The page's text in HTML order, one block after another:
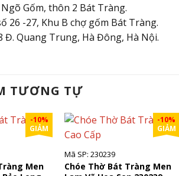
Ngõ Gốm, thôn 2 Bát Tràng.
26 -27, Khu B chợ gốm Bát Tràng.
Đ. Quang Trung, Hà Đông, Hà Nội.
TƯƠNG TỰ
-10%
GIẢM
Men
-10%
GIẢM
Mã SP: 230239
Chóe Thờ Bát Tràng Men